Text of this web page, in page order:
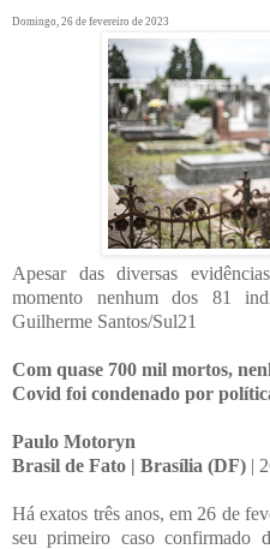
Domingo, 26 de fevereiro de 2023
Apesar das diversas
momento nenhum dos 81
Guilherme Santos/Sul21
Com quase 700 mil mortos,
Covid foi condenado por
Paulo Motoryn
Brasil de Fato | Brasília (DF) |
Há exatos três anos, em 26 de
seu primeiro caso confirmado